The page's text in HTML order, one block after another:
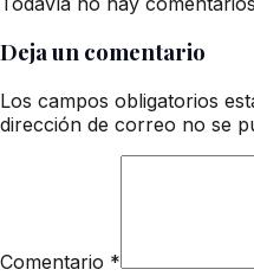
Deja un comentario
Los campos obligatorios
dirección de correo no se
Comentario *